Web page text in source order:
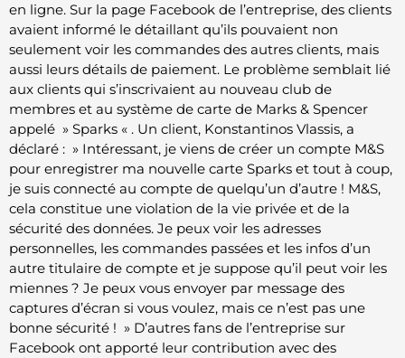
en ligne. Sur la page Facebook de l’entreprise, des clients
avaient informé le détaillant qu’ils pouvaient non
seulement voir les commandes des autres clients, mais
aussi leurs détails de paiement. Le problème semblait lié
aux clients qui s’inscrivaient au nouveau club de
membres et au système de carte de Marks & Spencer
appelé » Sparks « . Un client, Konstantinos Vlassis, a
déclaré : » Intéressant, je viens de créer un compte M&S
pour enregistrer ma nouvelle carte Sparks et tout à coup,
je suis connecté au compte de quelqu’un d’autre ! M&S,
cela constitue une violation de la vie privée et de la
sécurité des données. Je peux voir les adresses
personnelles, les commandes passées et les infos d’un
autre titulaire de compte et je suppose qu’il peut voir les
miennes ? Je peux vous envoyer par message des
captures d’écran si vous voulez, mais ce n’est pas une
bonne sécurité ! » D’autres fans de l’entreprise sur
Facebook ont apporté leur contribution avec des